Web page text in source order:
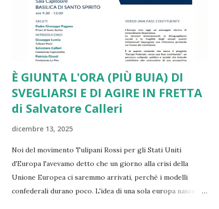
stesso piglio critico lo ritroviamo in diversi interventi di
Romano Prodi e di altri leader e intellettuali sinceramente
europeisti. Ma a ben ve...
È GIUNTA L'ORA (PIÙ BUIA) DI
SVEGLIARSI E DI AGIRE IN FRETTA
di Salvatore Calleri
dicembre 13, 2025
Noi del movimento Tulipani Rossi per gli Stati Uniti
d'Europa l'avevamo detto che un giorno alla crisi della
Unione Europea ci saremmo arrivati, perché i modelli
confederali durano poco. L'idea di una sola europa nasce